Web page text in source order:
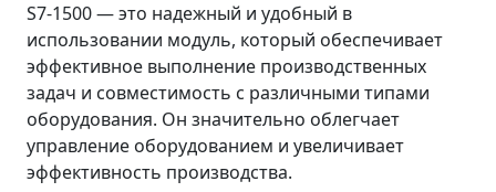
S7-1500 — это надежный и удобный в
использовании модуль, который обеспечивает
эффективное выполнение производственных
задач и совместимость с различными типами
оборудования. Он значительно облегчает
управление оборудованием и увеличивает
эффективность производства.